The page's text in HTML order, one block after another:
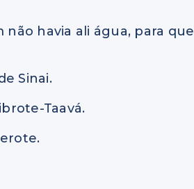
não havia ali água, para que
Sinai.
Taavá.